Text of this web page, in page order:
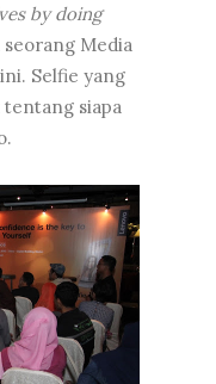
by doing
Media
Selfie yang
siapa